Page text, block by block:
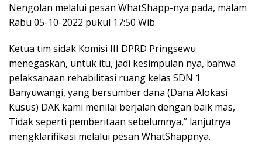
Nengolan melalui pesan WhatShapp-nya pada, malam
Rabu 05-10-2022 pukul 17:50 Wib.
Ketua tim sidak Komisi III DPRD Pringsewu
menegaskan, untuk itu, jadi kesimpulan nya, bahwa
pelaksanaan rehabilitasi ruang kelas SDN 1
Banyuwangi, yang bersumber dana (Dana Alokasi
Kusus) DAK kami menilai berjalan dengan baik mas,
Tidak seperti pemberitaan sebelumnya,” lanjutnya
mengklarifikasi melalui pesan WhatShappnya.